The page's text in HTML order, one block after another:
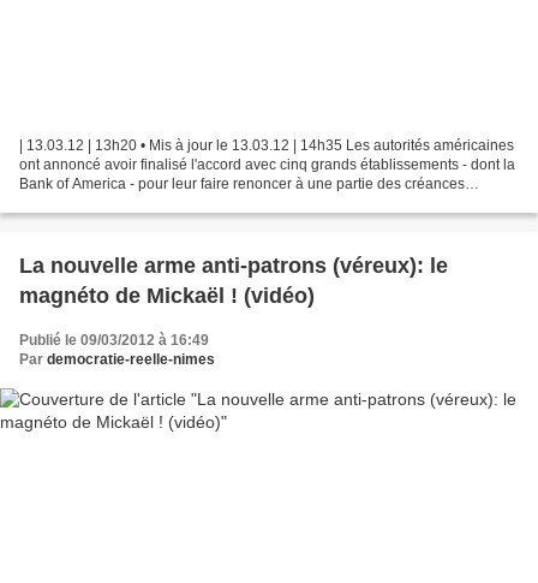
| 13.03.12 | 13h20 • Mis à jour le 13.03.12 | 14h35 Les autorités américaines
ont annoncé avoir finalisé l'accord avec cinq grands établissements - dont la
Bank of America - pour leur faire renoncer à une partie des créances
La nouvelle arme anti-patrons (véreux): le
magnéto de Mickaël ! (vidéo)
Publié le 09/03/2012 à 16:49
Par democratie-reelle-nimes